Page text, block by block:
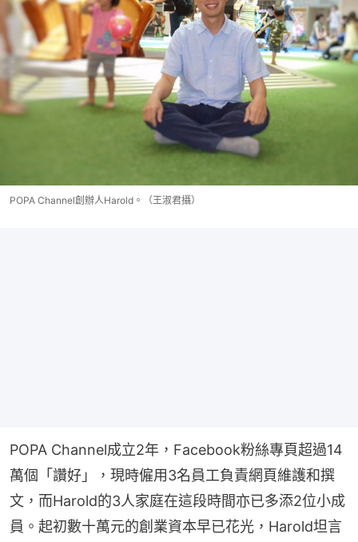
POPA Channel創辦人Harold。（王淑君攝）
POPA Channel成立2年，Facebook粉絲專頁超過14
萬個「讚好」，現時僱用3名員工負責網頁維護和撰
文，而Harold的3人家庭在這段時間亦已多添2位小成
員。起初數十萬元的創業資本早已花光，Harold坦言